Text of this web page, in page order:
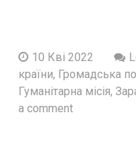
10 Кві 2022
країни, Громадська
Гуманітарна місія,
a comment